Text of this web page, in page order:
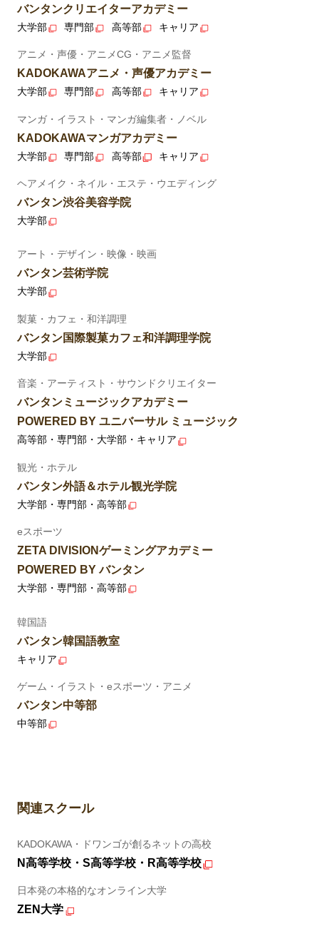
バンタンクリエイターアカデミー
大学部 専門部 高等部 キャリア
アニメ・声優・アニメCG・アニメ監督
KADOKAWAアニメ・声優アカデミー
大学部 専門部 高等部 キャリア
マンガ・イラスト・マンガ編集者・ノベル
KADOKAWAマンガアカデミー
大学部 専門部 高等部 キャリア
ヘアメイク・ネイル・エステ・ウエディング
バンタン渋谷美容学院
大学部
アート・デザイン・映像・映画
バンタン芸術学院
大学部
製菓・カフェ・和洋調理
バンタン国際製菓カフェ和洋調理学院
大学部
音楽・アーティスト・サウンドクリエイター
バンタンミュージックアカデミー
POWERED BY ユニバーサル ミュージック
高等部・専門部・大学部・キャリア
観光・ホテル
バンタン外語＆ホテル観光学院
大学部・専門部・高等部
eスポーツ
ZETA DIVISIONゲーミングアカデミー
POWERED BY バンタン
大学部・専門部・高等部
韓国語
バンタン韓国語教室
キャリア
ゲーム・イラスト・eスポーツ・アニメ
バンタン中等部
中等部
関連スクール
KADOKAWA・ドワンゴが創るネットの高校
N高等学校・S高等学校・R高等学校
日本発の本格的なオンライン大学
ZEN大学